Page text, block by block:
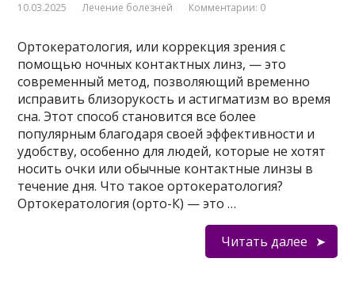
10.03.2025 Лечение болезней Комментарии: 0
Ортокератология, или коррекция зрения с
помощью ночных контактных линз, — это
современный метод, позволяющий временно
исправить близорукость и астигматизм во время
сна. Этот способ становится все более
популярным благодаря своей эффективности и
удобству, особенно для людей, которые не хотят
носить очки или обычные контактные линзы в
течение дня. Что такое ортокератология?
Ортокератология (орто-К) — это …
Читать далее